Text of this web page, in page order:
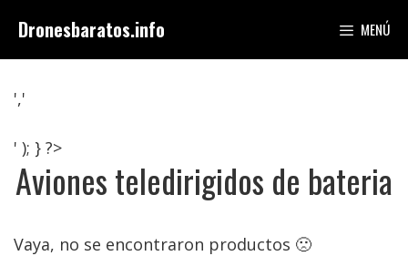
contenido
Dronesbaratos.info MENÚ
','
' ); } ?>
Aviones teledirigidos de bateria
Vaya, no se encontraron productos 🙁